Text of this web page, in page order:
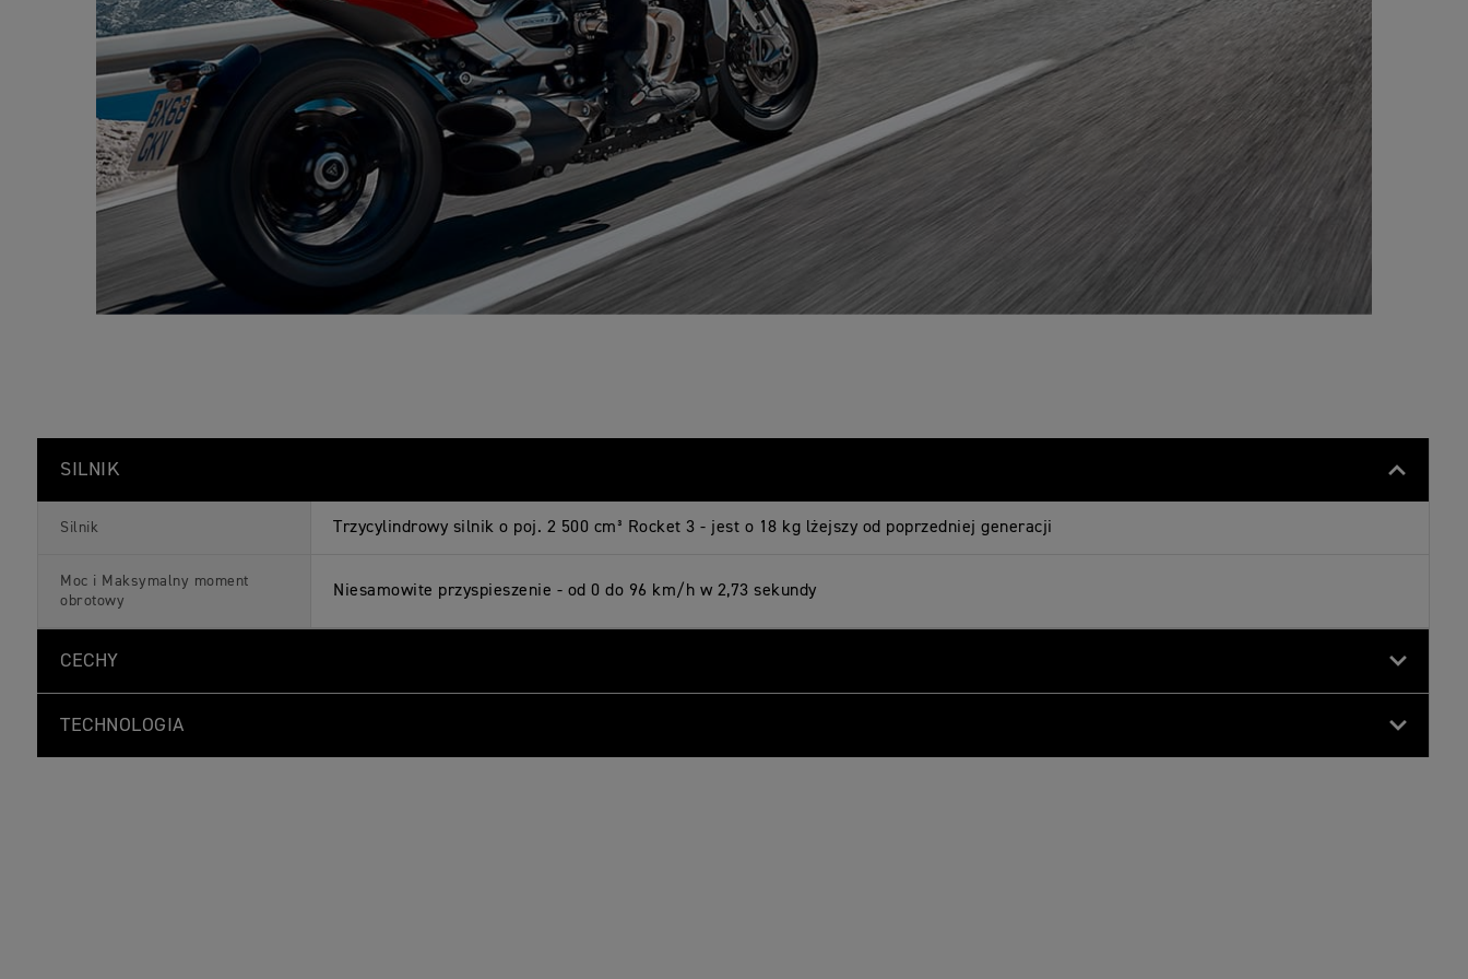
SILNIK
Silnik Trzycylindrowy silnik o poj. 2 500 cm³ Rocket 3 - jest o 18 kg lżejszy od poprzedniej generacji
Moc i Maksymalny moment
obrotowy
Niesamowite przyspieszenie - od 0 do 96 km/h w 2,73 sekundy
CECHY
TECHNOLOGIA